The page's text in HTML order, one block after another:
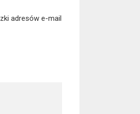
adresów e-mail